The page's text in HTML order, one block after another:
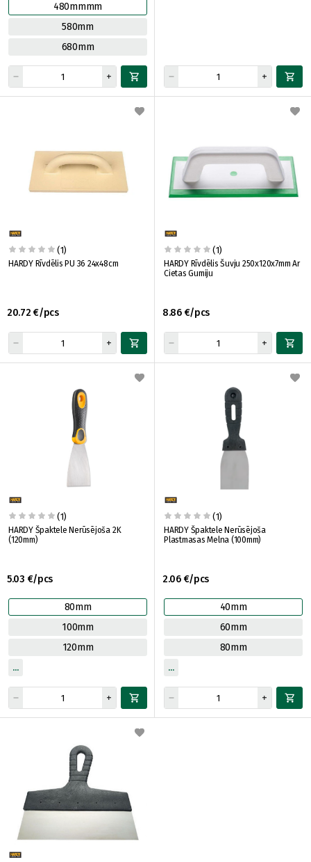
480mmmm
580mm
680mm
(1)
HARDY Rīvdēlis PU 36 24x48cm
20.72 €/pcs
(1)
HARDY Rīvdēlis Šuvju 250x120x7mm Ar
Cietas Gumiju
8.86 €/pcs
(1)
HARDY Špaktele Nerūsējoša 2K
(120mm)
5.03 €/pcs
80mm
100mm
120mm
(1)
HARDY Špaktele Nerūsējoša
Plastmasas Melna (100mm)
2.06 €/pcs
40mm
60mm
80mm